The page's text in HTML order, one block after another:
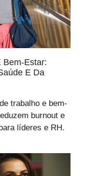
Bem-Estar:
E Da
trabalho e bem-
burnout e
líderes e RH.